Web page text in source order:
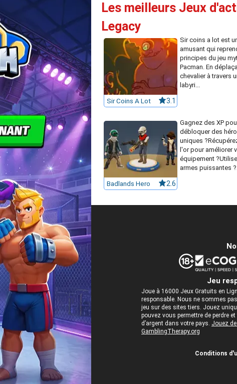
Les meilleurs Jeux
Legacy
Sir Coins A Lot 3.1
Sir coins a lot est
amusant qui
principes du jeu
Pacman. En
chevalier à travers
labyri...
Badlands Hero 2.6
Gagnez des XP
débloquer des
uniques
l'or pour améliorer
équipement
armes puissantes
Jeu
Joue à 16000 Jeux Gratuits en
responsable. Nous ne sommes
jeu sur des sites tiers. Jouez
pouvez vous permettre de perdre
d’argent dans votre pays. Jouez
GamblingTherapy.org
Conditions